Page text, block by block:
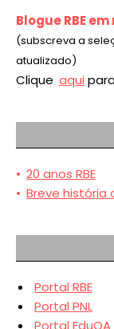
Blogue RBE
(subscreva a
atualizado)
Clique aqui
• 20 anos RBE
• Breve história
Portal RBE
Portal PNL